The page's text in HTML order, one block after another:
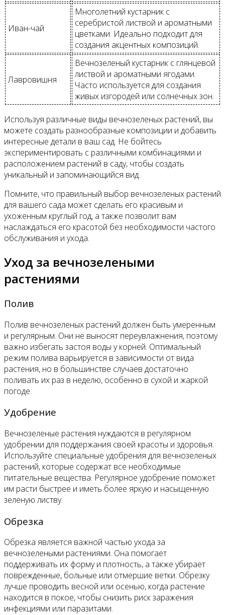
Иван-чай
Многолетний кустарник с
серебристой листвой и ароматными
цветками. Идеально подходит для
создания акцентных композиций.
Лавровишня
Вечнозеленый кустарник с глянцевой
листвой и ароматными ягодами.
Часто используется для создания
живых изгородей или солнечных зон.
Используя различные виды вечнозеленых растений, вы
можете создать разнообразные композиции и добавить
интересные детали в ваш сад. Не бойтесь
экспериментировать с различными комбинациями и
расположением растений в саду, чтобы создать
уникальный и запоминающийся вид.
Помните, что правильный выбор вечнозеленых растений
для вашего сада может сделать его красивым и
ухоженным круглый год, а также позволит вам
наслаждаться его красотой без необходимости частого
обслуживания и ухода.
Уход за вечнозелеными
растениями
Полив
Полив вечнозеленых растений должен быть умеренным
и регулярным. Они не выносят переувлажнения, поэтому
важно избегать застоя воды у корней. Оптимальный
режим полива варьируется в зависимости от вида
растения, но в большинстве случаев достаточно
поливать их раз в неделю, особенно в сухой и жаркой
погоде.
Удобрение
Вечнозеленые растения нуждаются в регулярном
удобрении для поддержания своей красоты и здоровья.
Используйте специальные удобрения для вечнозеленых
растений, которые содержат все необходимые
питательные вещества. Регулярное удобрение поможет
им расти быстрее и иметь более яркую и насыщенную
зеленую листву.
Обрезка
Обрезка является важной частью ухода за
вечнозелеными растениями. Она помогает
поддерживать их форму и плотность, а также убирает
поврежденные, больные или отмершие ветки. Обрезку
лучше проводить весной или осенью, когда растение
находится в покое, чтобы снизить риск заражения
инфекциями или паразитами.